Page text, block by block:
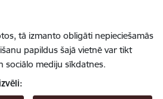
tā izmanto obligāti nepieciešamās
papildus šajā vietnē var tikt
sociālo mediju sīkdatnes.